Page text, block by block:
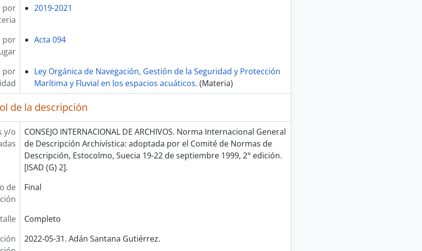
por
2019-2021
por
Acta 094
por
Ley Orgánica de Navegación, Gestión de la Seguridad y Protección
Marítima y Fluvial en los espacios acuáticos. (Materia)
de la descripción
y/o
CONSEJO INTERNACIONAL DE ARCHIVOS. Norma Internacional General
de Descripción Archivística: adoptada por el Comité de Normas de
Descripción, Estocolmo, Suecia 19-22 de septiembre 1999, 2° edición.
[ISAD (G) 2].
de
Final
Completo
2022-05-31. Adán Santana Gutiérrez.